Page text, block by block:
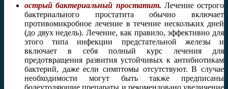
острый бактериальный простатит. Лечение острого
бактериального простатита обычно включает
противомикробное лечение в течение нескольких дней
(до двух недель). Лечение, как правило, эффективно для
этого типа инфекции предстательной железы и
включает в себя полный курс лечения для
предотвращения развития устойчивых к антибиотикам
бактерий, даже если симптомы отсутствуют. В случае
необходимости могут быть также предписаны
болеутоляющие препараты и рекомендовано увеличение